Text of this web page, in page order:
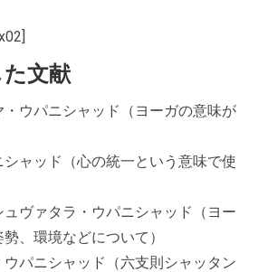
文献
・ウパニシャッド（ヨーガの意味が
シャッド（心の統一という意味で使
ュヴァタラ・ウパニシャッド（ヨー
、環境などについて）
パニシャッド（六支則シャッタン